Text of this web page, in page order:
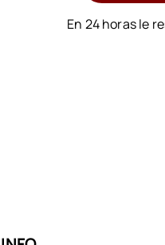
En 24 horas le